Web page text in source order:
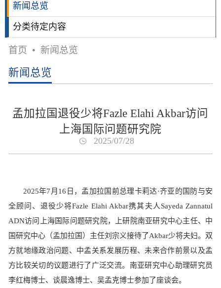
新闻总览
分类待定内容
首页 • 新闻总览
新闻总览
孟加拉国退役少将Fazle Elahi Akbar访问
上海国际问题研究院
2025/07/28
2025年7月16日，孟加拉国前总理卡莉达·齐亚的国防与安
全顾问、退役少将Fazle Elahi Akbar携其夫人Sayeda Zannatul
ADN访问上海国际问题研究院，上研院南亚研究中心主任、中
国研究中心（孟加拉国）主任刘宗义接待了Akbar少将夫妇。双
方就地缘政治问题、中孟关系发展历程、未来合作前景以及孟
方比较关切的议题进行了广泛交流。南亚研究中心助理研究员
李红梅博士、谈晨逸博士、吴孟克博士参加了座谈会。